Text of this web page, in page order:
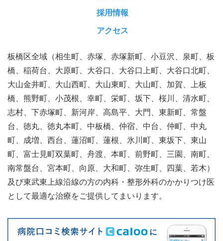
採用情報
アクセス
板橋区全域（相生町、赤塚、赤塚新町、小豆沢、泉町、板
橋、稲荷台、大原町、大谷口、大谷口上町、大谷口北町、
大山金井町、大山西町、大山東町、大山町、加賀、上板
橋、熊野町、小茂根、幸町、栄町、坂下、桜川、清水町、
志村、下赤塚町、新河岸、高島平、大門、東新町、常盤
台、徳丸、徳丸本町、中板橋、仲宿、中台、仲町、中丸
町、成増、西台、蓮沼町、蓮根、氷川町、東坂下、東山
町、富士見町双葉町、舟渡、本町、前野町、三園、南町、
南常盤台、宮本町、向原、大和町、弥生町、四葉、若木）
及び東武東上線沿線の方の内科・整形外科のかかりつけ医
として最適な治療をご提供してまいります。